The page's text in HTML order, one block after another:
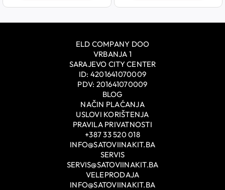
ELD COMPANY DOO
VRBANJA 1
SARAJEVO CITY CENTER
ID: 4201641070009
PDV: 201641070009
BLOG
NAČIN PLAĆANJA
USLOVI KORIŠTENJA
PRAVILA PRIVATNOSTI
+387 33 520 018
INFO@SATOVIINAKIT.BA
SERVIS
SERVIS@SATOVIINAKIT.BA
VELEPRODAJA
INFO@SATOVIINAKIT.BA